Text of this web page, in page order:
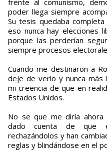
frente al comunismo,
poder llega siempre
Su tesis quedaba
eso nunca hay elecciones
porque las perderían
siempre procesos
Cuando me destinaron a
deje de verlo y nunca más
mi creencia de que en
Estados Unidos.
No se que me diría ahora
dado cuenta de que
rechazándolos y han
reglas y blindándose en el